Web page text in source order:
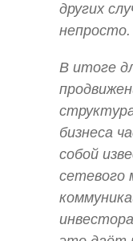
других
непросто.
В итоге
бизнеса
собой
сетевого